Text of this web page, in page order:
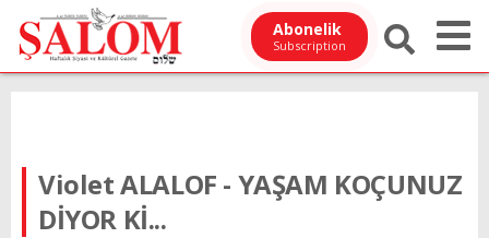
Abonelik
Subscription
Violet ALALOF - YAŞAM KOÇUNUZ
DİYOR Kİ...